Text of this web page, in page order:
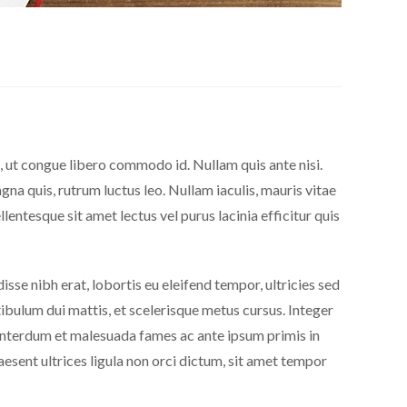
congue libero commodo id. Nullam quis ante nisi.
quis, rutrum luctus leo. Nullam iaculis, mauris vitae
sit amet lectus vel purus lacinia efficitur quis
nibh erat, lobortis eu eleifend tempor, ultricies sed
dui mattis, et scelerisque metus cursus. Integer
et malesuada fames ac ante ipsum primis in
ultrices ligula non orci dictum, sit amet tempor